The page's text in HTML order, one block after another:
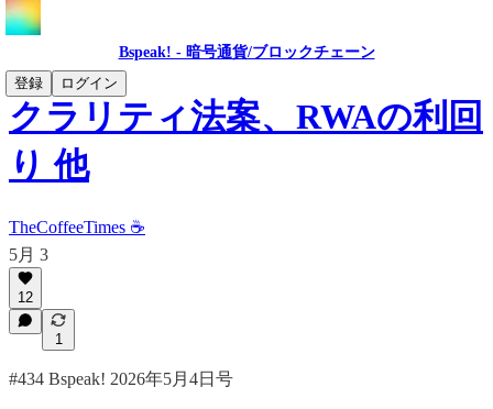
Bspeak! - 暗号通貨/ブロックチェーン
登録
ログイン
クラリティ法案、RWAの利回
り 他
TheCoffeeTimes ☕
5月 3
12
1
#434 Bspeak! 2026年5月4日号